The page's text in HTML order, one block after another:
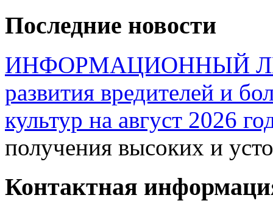
Последние новости
ИНФОРМАЦИОННЫЙ
развития вредителей и
культур на август 2026
получения высоких и
Контактная